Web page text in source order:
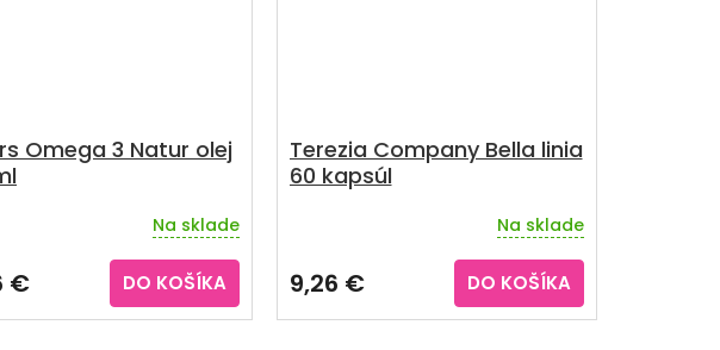
Omega 3 Natur olej
Na sklade
€ DO KOŠÍKA
Terezia Company Bella linia
60 kapsúl
Na sklade
9,26 € DO KOŠÍKA